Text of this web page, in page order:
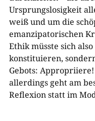
Ursprungslosigkeit
weiß und um die
emanzipatorischen
Ethik müsste sich
konstituieren,
Gebots:
allerdings geht am
Reflexion statt im